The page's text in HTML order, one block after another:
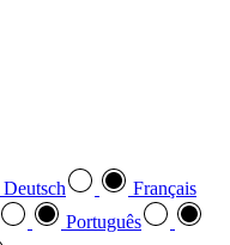
Deutsch
Français
Português